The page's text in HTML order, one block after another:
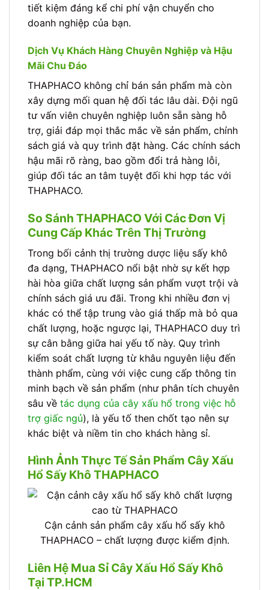
tiết kiệm đáng kể chi phí vận chuyển cho
doanh nghiệp của bạn.
Dịch Vụ Khách Hàng Chuyên Nghiệp và Hậu
Mãi Chu Đáo
THAPHACO không chỉ bán sản phẩm mà còn
xây dựng mối quan hệ đối tác lâu dài. Đội ngũ
tư vấn viên chuyên nghiệp luôn sẵn sàng hỗ
trợ, giải đáp mọi thắc mắc về sản phẩm, chính
sách giá và quy trình đặt hàng. Các chính sách
hậu mãi rõ ràng, bao gồm đổi trả hàng lỗi,
giúp đối tác an tâm tuyệt đối khi hợp tác với
THAPHACO.
So Sánh THAPHACO Với Các Đơn Vị
Cung Cấp Khác Trên Thị Trường
Trong bối cảnh thị trường dược liệu sấy khô
đa dạng, THAPHACO nổi bật nhờ sự kết hợp
hài hòa giữa chất lượng sản phẩm vượt trội và
chính sách giá ưu đãi. Trong khi nhiều đơn vị
khác có thể tập trung vào giá thấp mà bỏ qua
chất lượng, hoặc ngược lại, THAPHACO duy trì
sự cân bằng giữa hai yếu tố này. Quy trình
kiểm soát chất lượng từ khâu nguyên liệu đến
thành phẩm, cùng với việc cung cấp thông tin
minh bạch về sản phẩm (như phân tích chuyên
sâu về tác dụng của cây xấu hổ trong việc hỗ
trợ giấc ngủ), là yếu tố then chốt tạo nên sự
khác biệt và niềm tin cho khách hàng sỉ.
Hình Ảnh Thực Tế Sản Phẩm Cây Xấu
Hổ Sấy Khô THAPHACO
Cận cảnh sản phẩm cây xấu hổ sấy khô
THAPHACO – chất lượng được kiểm định.
Liên Hệ Mua Sỉ Cây Xấu Hổ Sấy Khô
Tại TP.HCM